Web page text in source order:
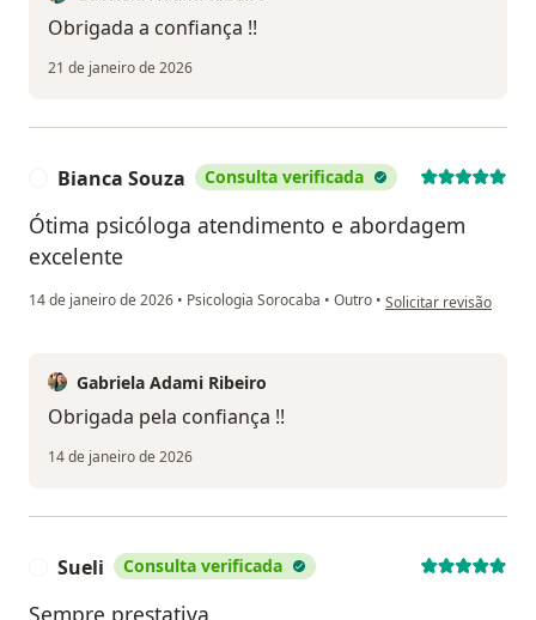
Obrigada a confiança !!
21 de janeiro de 2026
Bianca Souza Consulta verificada
Ótima psicóloga atendimento e abordagem
excelente
14 de janeiro de 2026 • Psicologia Sorocaba • Outro • na opinião do
Solicitar revisão
Gabriela Adami Ribeiro
Obrigada pela confiança !!
14 de janeiro de 2026
Sueli Consulta verificada
Sempre prestativa .